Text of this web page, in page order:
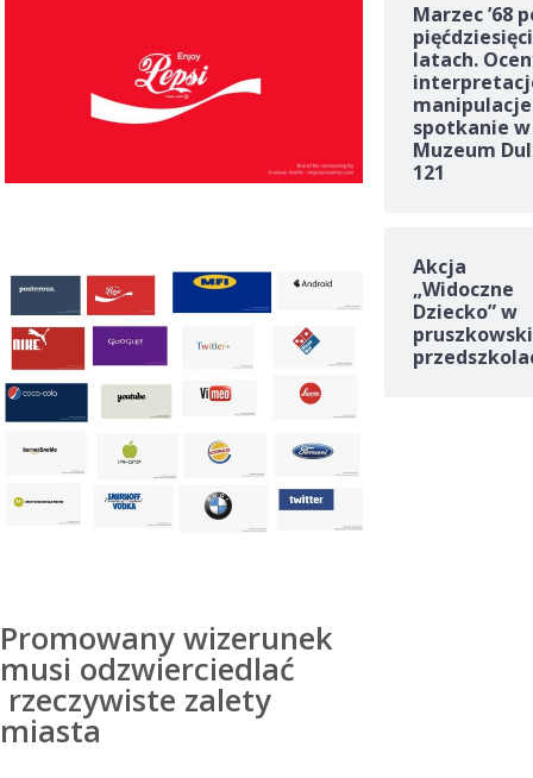
Promowany wizerunek
musi odzwierciedlać
rzeczywiste zalety
miasta
Marzec ’68
latach.
spotkanie w
Muzeum
121
Akcja
„Widoczne
Dziecko” w